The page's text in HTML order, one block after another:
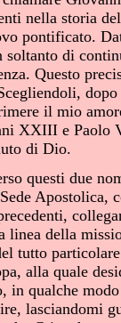
nella storia
pontificato.
soltanto di
Questo
dopo
il mio
XXIII e Paolo
di Dio.
questi due
Apostolica,
linea della
tutto
alla quale
in qualche
lasciandomi